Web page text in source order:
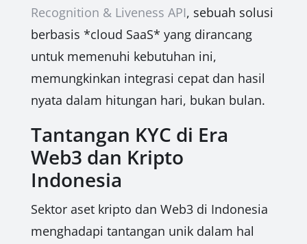
Recognition & Liveness API, sebuah solusi
berbasis *cloud SaaS* yang dirancang
untuk memenuhi kebutuhan ini,
memungkinkan integrasi cepat dan hasil
nyata dalam hitungan hari, bukan bulan.
Tantangan KYC di Era
Web3 dan Kripto
Indonesia
Sektor aset kripto dan Web3 di Indonesia
menghadapi tantangan unik dalam hal